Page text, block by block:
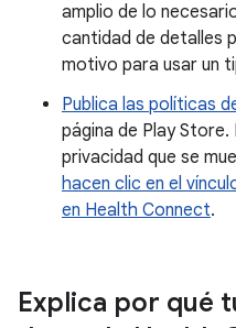
amplio de lo
cantidad de detalles
motivo para usar un
Publica las políticas
página de Play
privacidad que se
hacen clic en el
en Health Connect.
Explica por qué